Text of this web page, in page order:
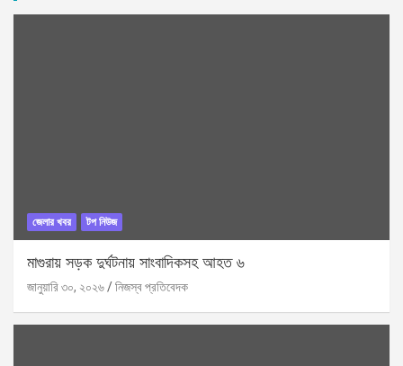
জেলার খবর টপ নিউজ
মাগুরায় সড়ক দুর্ঘটনায় সাংবাদিকসহ আহত ৬
জানুয়ারি ৩০, ২০২৬ নিজস্ব প্রতিবেদক